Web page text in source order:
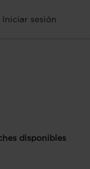
Iniciar sesión
disponibles